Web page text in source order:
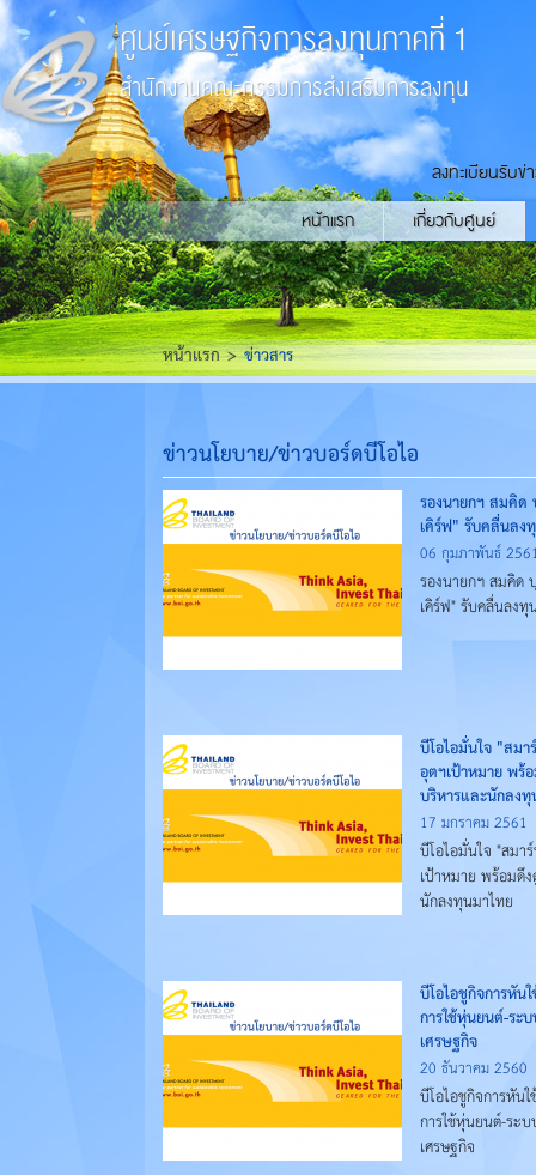
ศูนย์เศรษฐกิจการลงทุนภาคที่ 1
สำนักงานคณะกรรมการส่งเสริมการลงทุน
ลงทะเบียนรับข่
หน้าแรก
เกี่ยวกับศูนย์
หน้าแรก ข่าวสาร
ข่าวนโยบาย/ข่าวบอร์ดบีโอไอ
รองนายกฯ สมคิ
เคิร์ฟ" รับคลื่นลง
06 กุมภาพันธ์
รองนายกฯ สมคิด
เคิร์ฟ" รับคลื่นลงทุ
บีโอไอมั่นใจ "สม
อุตฯเป้าหมาย พร้
บริหารและนักลงทุ
17 มกราคม 2561
บีโอไอมั่นใจ "สม
เป้าหมาย พร้อมดึ
นักลงทุนมาไทย
บีโอไอชูกิจการหัน
การใช้หุ่นยนต์-ระ
เศรษฐกิจ
20 ธันวาคม 2560
บีโอไอชูกิจการหัน
การใช้หุ่นยนต์-ระ
เศรษฐกิจ